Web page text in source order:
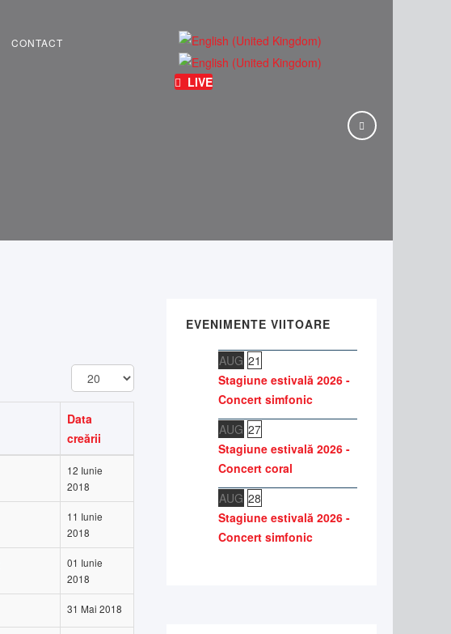
CONTACT
LIVE
Afișare
#
Data
creării
12 Iunie
2018
11 Iunie
2018
01 Iunie
2018
31 Mai 2018
EVENIMENTE VIITOARE
AUG 21
Stagiune estivală 2026 -
Concert simfonic
AUG 27
Stagiune estivală 2026 -
Concert coral
AUG 28
Stagiune estivală 2026 -
Concert simfonic